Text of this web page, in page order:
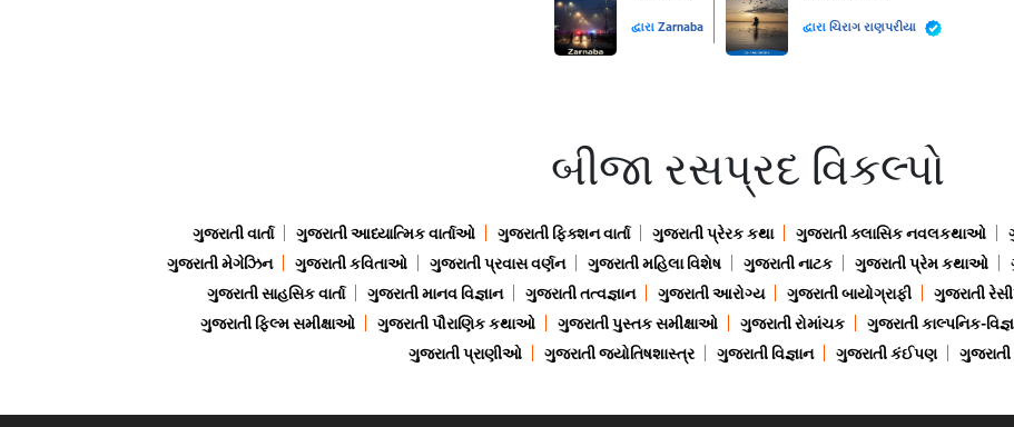
દ્વારા Zarnaba દ્વારા ચિરાગ રાણપરીયા
બીજા રસપ્રદ વિકલ્પો
ગુજરાતી વાર્તા ગુજરાતી આધ્યાત્મિક વાર્તાઓ ગુજરાતી ફિક્શન વાર્તા ગુજરાતી પ્રેરક કથા ગુજરાતી ક્લાસિક નવલકથાઓ
ગુજરાતી મેગેઝિન
ગુજરાતી કવિતાઓ ગુજરાતી પ્રવાસ વર્ણન ગુજરાતી મહિલા વિશેષ ગુજરાતી નાટક ગુજરાતી પ્રેમ કથાઓ
ગુજરાતી સાહસિક વાર્તા
ગુજરાતી માનવ વિજ્ઞાન ગુજરાતી તત્વજ્ઞાન ગુજરાતી આરોગ્ય ગુજરાતી બાયોગ્રાફી ગુજરાતી
ગુજરાતી ફિલ્મ સમીક્ષાઓ
ગુજરાતી પૌરાણિક કથાઓ ગુજરાતી પુસ્તક સમીક્ષાઓ ગુજરાતી રોમાંચક ગુજરાતી કાલ્પનિક-
ગુજરાતી પ્રાણીઓ
ગુજરાતી જ્યોતિષશાસ્ત્ર ગુજરાતી વિજ્ઞાન ગુજરાતી કંઈપણ ગુજરાતી